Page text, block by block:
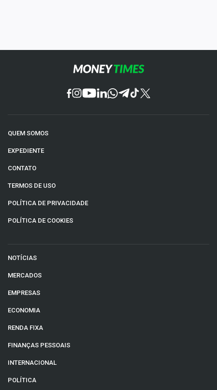
QUEM SOMOS
EXPEDIENTE
CONTATO
TERMOS DE USO
POLÍTICA DE PRIVACIDADE
POLÍTICA DE COOKIES
NOTÍCIAS
MERCADOS
EMPRESAS
ECONOMIA
RENDA FIXA
FINANÇAS PESSOAIS
INTERNACIONAL
POLÍTICA